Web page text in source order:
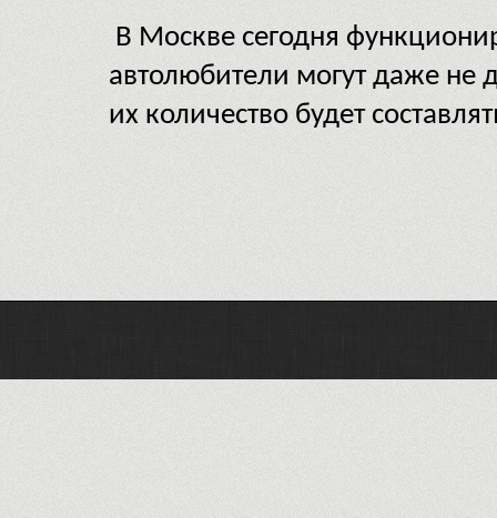
В Москве сегодня
автолюбители могут даже не
их количество будет